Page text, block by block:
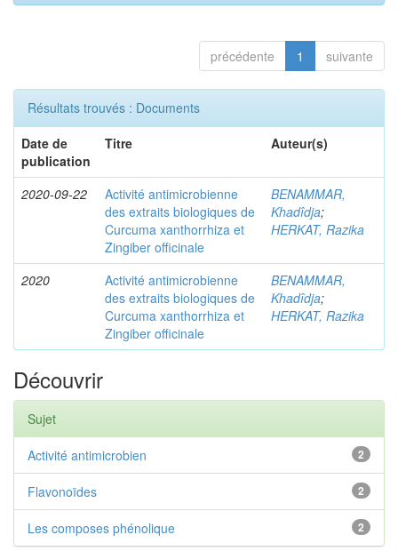
précédente 1 suivante
Résultats trouvés : Documents
Date de
publication
Titre Auteur(s)
2020-09-22
Activité antimicrobienne
des extraits biologiques de
Curcuma xanthorrhiza et
Zingiber officinale
BENAMMAR,
Khadîdja;
HERKAT, Razika
2020
Activité antimicrobienne
des extraits biologiques de
Curcuma xanthorrhiza et
Zingiber officinale
BENAMMAR,
Khadîdja;
HERKAT, Razika
Découvrir
Sujet
2
Activité antimicrobien
2
Flavonoïdes
2
Les composes phénolique